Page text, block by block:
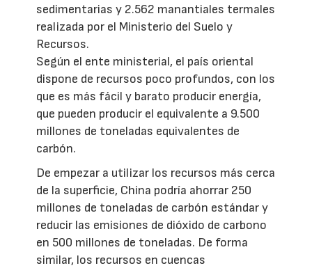
sedimentarias y 2.562 manantiales termales
realizada por el Ministerio del Suelo y
Recursos.
Según el ente ministerial, el país oriental
dispone de recursos poco profundos, con los
que es más fácil y barato producir energía,
que pueden producir el equivalente a 9.500
millones de toneladas equivalentes de
carbón.
De empezar a utilizar los recursos más cerca
de la superficie, China podría ahorrar 250
millones de toneladas de carbón estándar y
reducir las emisiones de dióxido de carbono
en 500 millones de toneladas. De forma
similar, los recursos en cuencas